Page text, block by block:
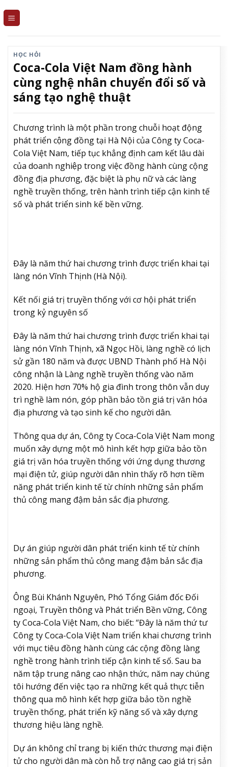
HỌC HỎI
Coca-Cola Việt Nam đồng hành
cùng nghệ nhân chuyển đổi số và
sáng tạo nghệ thuật
Chương trình là một phần trong chuỗi hoạt động
phát triển cộng đồng tại Hà Nội của Công ty Coca-
Cola Việt Nam, tiếp tục khẳng định cam kết lâu dài
của doanh nghiệp trong việc đồng hành cùng cộng
đồng địa phương, đặc biệt là phụ nữ và các làng
nghề truyền thống, trên hành trình tiếp cận kinh tế
số và phát triển sinh kế bền vững.
Đây là năm thứ hai chương trình được triển khai tại
làng nón Vĩnh Thịnh (Hà Nội).
Kết nối giá trị truyền thống với cơ hội phát triển
trong kỷ nguyên số
Đây là năm thứ hai chương trình được triển khai tại
làng nón Vĩnh Thịnh, xã Ngọc Hồi, làng nghề có lịch
sử gần 180 năm và được UBND Thành phố Hà Nội
công nhận là Làng nghề truyền thống vào năm
2020. Hiện hơn 70% hộ gia đình trong thôn vẫn duy
trì nghề làm nón, góp phần bảo tồn giá trị văn hóa
địa phương và tạo sinh kế cho người dân.
Thông qua dự án, Công ty Coca-Cola Việt Nam mong
muốn xây dựng một mô hình kết hợp giữa bảo tồn
giá trị văn hóa truyền thống với ứng dụng thương
mại điện tử, giúp người dân nhìn thấy rõ hơn tiềm
năng phát triển kinh tế từ chính những sản phẩm
thủ công mang đậm bản sắc địa phương.
Dự án giúp người dân phát triển kinh tế từ chính
những sản phẩm thủ công mang đậm bản sắc địa
phương.
Ông Bùi Khánh Nguyên, Phó Tổng Giám đốc Đối
ngoại, Truyền thông và Phát triển Bền vững, Công
ty Coca-Cola Việt Nam, cho biết: “Đây là năm thứ tư
Công ty Coca-Cola Việt Nam triển khai chương trình
với mục tiêu đồng hành cùng các cộng đồng làng
nghề trong hành trình tiếp cận kinh tế số. Sau ba
năm tập trung nâng cao nhận thức, năm nay chúng
tôi hướng đến việc tạo ra những kết quả thực tiễn
thông qua mô hình kết hợp giữa bảo tồn nghề
truyền thống, phát triển kỹ năng số và xây dựng
thương hiệu làng nghề.
Dự án không chỉ trang bị kiến thức thương mại điện
tử cho người dân mà còn hỗ trợ nâng cao giá trị sản